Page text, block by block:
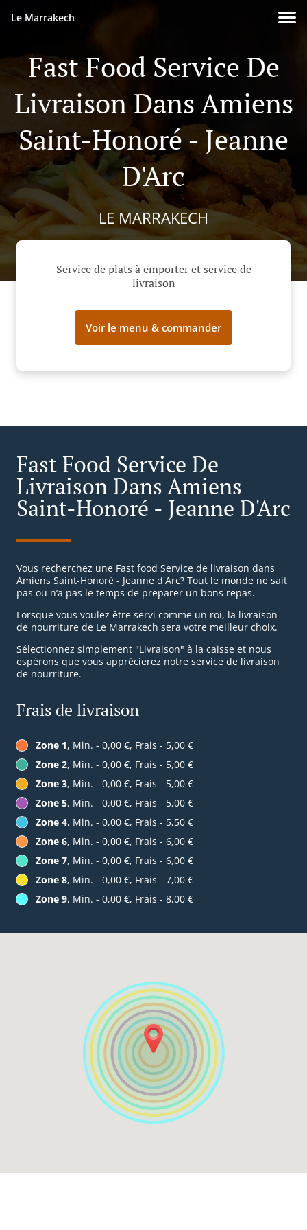
Le Marrakech
Fast Food Service De
Livraison Dans Amiens
Saint-Honoré - Jeanne
D'Arc
LE MARRAKECH
Service de plats à emporter et service de
livraison
Voir le menu & commander
Fast Food Service De
Livraison Dans Amiens
Saint-Honoré - Jeanne D'Arc
Vous recherchez une Fast food Service de livraison dans
Amiens Saint-Honoré - Jeanne d'Arc? Tout le monde ne sait
pas ou n’a pas le temps de preparer un bons repas.
Lorsque vous voulez être servi comme un roi, la livraison
de nourriture de Le Marrakech sera votre meilleur choix.
Sélectionnez simplement "Livraison" à la caisse et nous
espérons que vous apprécierez notre service de livraison
de nourriture.
Frais de livraison
Zone 1, Min. - 0,00 €, Frais - 5,00 €
Zone 2, Min. - 0,00 €, Frais - 5,00 €
Zone 3, Min. - 0,00 €, Frais - 5,00 €
Zone 5, Min. - 0,00 €, Frais - 5,00 €
Zone 4, Min. - 0,00 €, Frais - 5,50 €
Zone 6, Min. - 0,00 €, Frais - 6,00 €
Zone 7, Min. - 0,00 €, Frais - 6,00 €
Zone 8, Min. - 0,00 €, Frais - 7,00 €
Zone 9, Min. - 0,00 €, Frais - 8,00 €